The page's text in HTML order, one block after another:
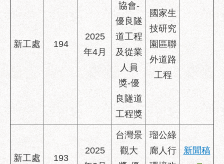
新工處 194
2025
年4月
協會-
優良隧
道工程
及從業
人員
獎-優
良隧道
工程獎
國家生
技研究
園區聯
外道路
工程
新工處 193
2025
台灣景
觀大
瑠公綠
廊人行
新聞稿